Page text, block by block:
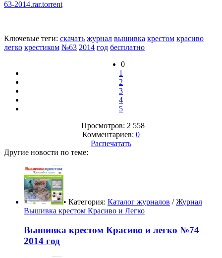
63-2014.rar.torrent
Ключевые теги: скачать журнал вышивка крестом красиво
легко крестиком №63 2014 год бесплатно
0
1
2
3
4
5
Просмотров: 2 558
Комментариев: 0
Распечатать
Другие новости по теме:
• Категория: Каталог журналов /Журнал
Вышивка крестом Красиво и Легко
Вышивка крестом Красиво и легко №74
2014 год